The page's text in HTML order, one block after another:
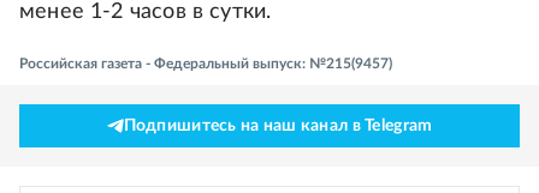
менее 1-2 часов в сутки.
Российская газета - Федеральный выпуск: №215(9457)
Подпишитесь на наш канал в Telegram